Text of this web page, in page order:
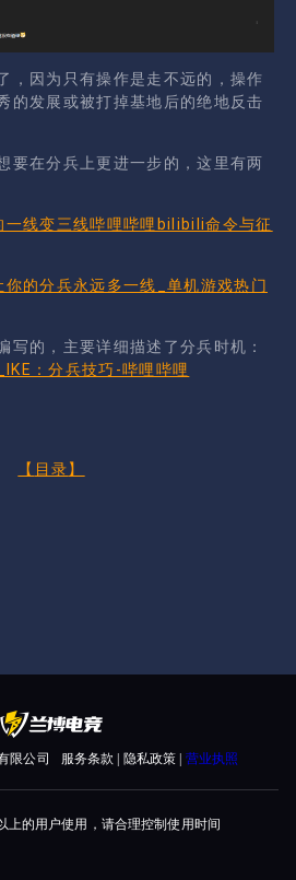
，因为只有操作是走不远的，操作
的发展或被打掉基地后的绝地反击
要在分兵上更进一步的，这里有两
一线变三线哔哩哔哩bilibili命令与征
你的分兵永远多一线_单机游戏热门
写的，主要详细描述了分兵时机：
：分兵技巧-哔哩哔哩
【 目录】
限公司 服务条款 | 隐私政策 | 营业执照
上的用户使用，请合理控制使用时间